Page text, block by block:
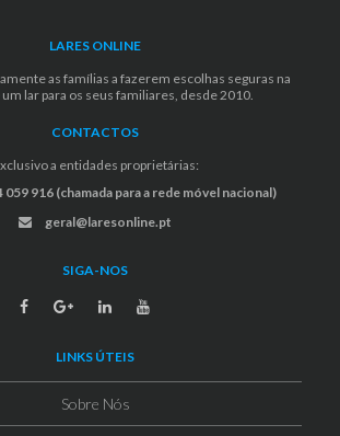
LARES ONLINE
as famílias a fazerem escolhas seguras na
lar para os seus familiares, desde 2010.
CONTACTOS
a entidades proprietárias:
059 916 (chamada para a rede móvel nacional)
geral@laresonline.pt
SIGA-NOS
LINKS ÚTEIS
Sobre Nós